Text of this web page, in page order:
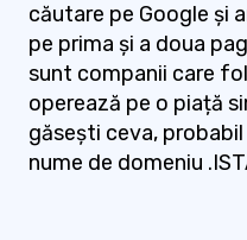
căutare pe Google și
pe prima și a doua
sunt companii care
operează pe o piață
găsești ceva,
nume de domeniu